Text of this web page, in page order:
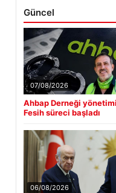
Güncel
07/08/2026
Ahbap Derneği
Fesih süreci başladı
06/08/2026